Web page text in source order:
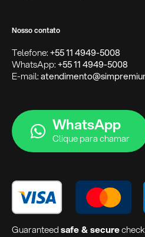
Nosso contato
Telefone:+55 11 4949-5008
WhatsApp:+55 11 4949-5008
E-mail:
WhatsApp
Clique para chamar
Guaranteedsafe & secure